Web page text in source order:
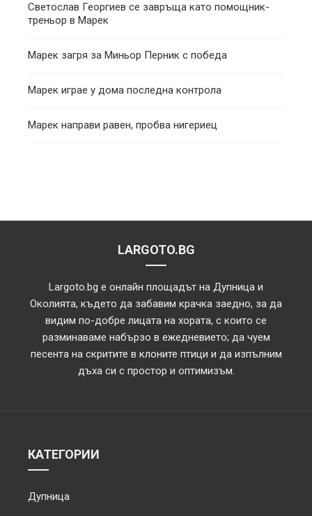
Светослав Георгиев се завръща като помощник-
треньор в Марек
Марек загря за Миньор Перник с победа
Марек играе у дома последна контрола
Марек направи равен, пробва нигериец
LARGOTO.BG
Largoto.bg е онлайн площадът на Дупница и
Околията, където да забавим крачка заедно, за да
видим по-добре лицата на хората, с които се
разминаваме набързо в ежедневието; да чуем
песента на скритите в клоните птици и да изпълним
дъха си с простор и оптимизъм.
КАТЕГОРИИ
Дупница